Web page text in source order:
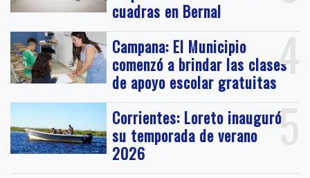
cuadras en Bernal
4
Campana: El Municipio
comenzó a brindar las clases
de apoyo escolar gratuitas
5
Corrientes: Loreto inauguró
su temporada de verano
2026